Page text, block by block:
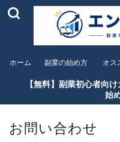
ホーム 副業の始め方 オス
【無料】副業初心者向
始
お問い合わせ